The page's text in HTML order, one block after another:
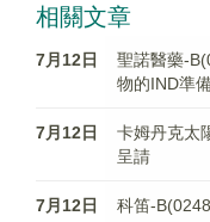
相關文章
7月12日
聖諾醫藥-
物的IND準
7月12日
卡姆丹克太
呈請
7月12日 科笛-